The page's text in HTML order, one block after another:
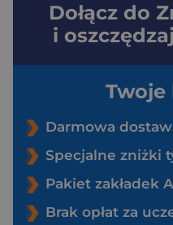
Dołącz do
i
Twoje
Darmowa
Specjalne zniżki
Pakiet zakładek
Brak opłat za